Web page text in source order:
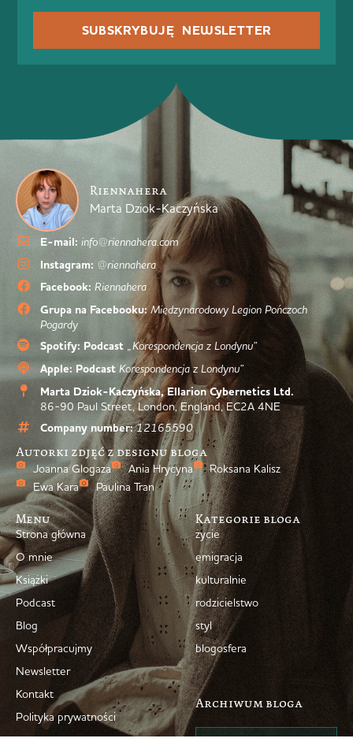
SUBSKRYBUJĘ NEWSLETTER
Riennahera
Marta Dziok-Kaczyńska
E-mail: info@riennahera.com
Instagram: @riennahera
Facebook: Riennahera
Grupa na Facebooku: Międzynarodowy Legion Pończoch
Pogardy
Spotify: Podcast „Korespondencja z Londynu”
Apple: Podcast Korespondencja z Londynu”
Marta Dziok-Kaczyńska, Ellarion Cybernetics Ltd.
86-90 Paul Street, London, England, EC2A 4NE
Company number: 12165590
Autorki zdjęć z designu bloga
Joanna Glogaza Ania Hrycyna
Roksana Kalisz
Ewa Kara
Paulina Tran
Menu
Strona główna
O mnie
Książki
Podcast
Blog
Współpracujmy
Newsletter
Kontakt
Polityka prywatności
Kategorie bloga
życie
emigracja
kulturalnie
rodzicielstwo
styl
blogosfera
Archiwum bloga